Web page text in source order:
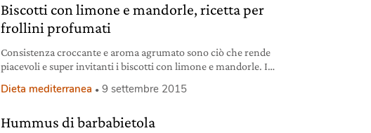
Biscotti con limone e mandorle, ricetta per
frollini profumati
Consistenza croccante e aroma agrumato sono ciò che rende
piacevoli e super invitanti i biscotti con limone e mandorle. I
tazza di tè. Ma anche per un colazione profumata o un piccolo
Dieta mediterranea 9 settembre 2015
Hummus di barbabietola